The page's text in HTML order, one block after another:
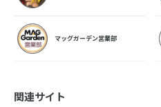
マッグガーデン営業部
関連サイト